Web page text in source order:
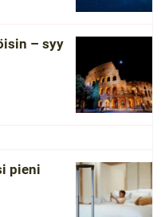
– syy
pieni